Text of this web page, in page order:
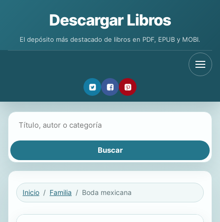
Descargar Libros
El depósito más destacado de libros en PDF, EPUB y MOBI.
Inicio Familia Boda mexicana